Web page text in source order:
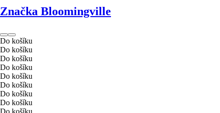
Značka Bloomingville
Do košíku
Do košíku
Do košíku
Do košíku
Do košíku
Do košíku
Do košíku
Do košíku